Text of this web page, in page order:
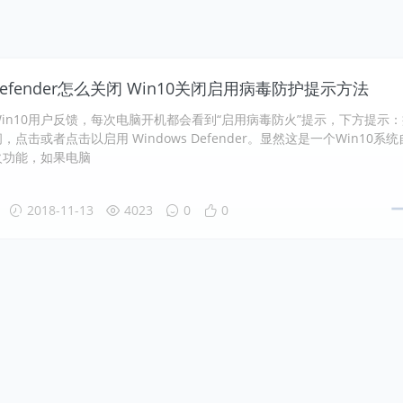
怎么关闭 Win10关闭启用病毒防护提示方法
用户反馈，每次电脑开机都会看到“启用病毒防火”提示，下方提示
点击或者点击以启用 Windows Defender。显然这是一个Win10系统
能，如果电脑
2018-11-13 4023 0 0